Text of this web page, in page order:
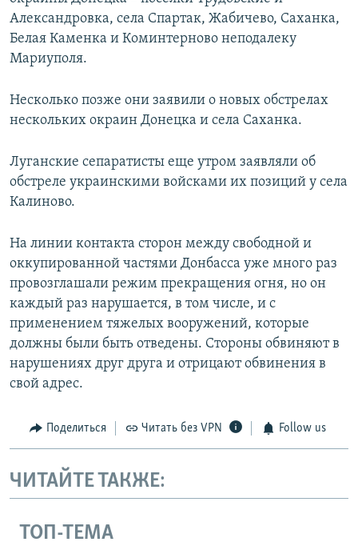
Александровка, села Спартак, Жабичево, Саханка,
Белая Каменка и Коминтерново неподалеку
Мариуполя.
Несколько позже они заявили о новых обстрелах
нескольких окраин Донецка и села Саханка.
Луганские сепаратисты еще утром заявляли об
обстреле украинскими войсками их позиций у села
Калиново.
На линии контакта сторон между свободной и
оккупированной частями Донбасса уже много раз
провозглашали режим прекращения огня, но он
каждый раз нарушается, в том числе, и с
применением тяжелых вооружений, которые
должны были быть отведены. Стороны обвиняют в
нарушениях друг друга и отрицают обвинения в
свой адрес.
Поделиться Читать без VPN Follow us
ЧИТАЙТЕ ТАКЖЕ:
ТОП-ТЕМА